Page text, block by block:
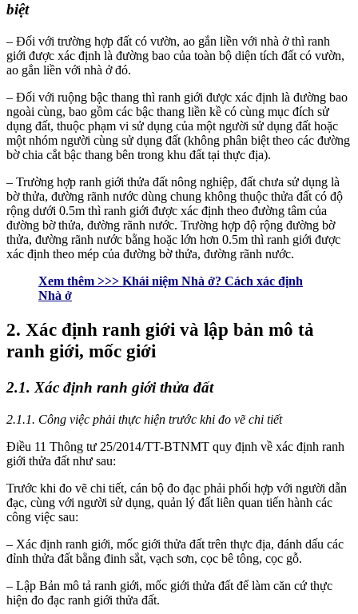
biệt
– Đối với trường hợp đất có vườn, ao gắn liền với nhà ở thì ranh
giới được xác định là đường bao của toàn bộ diện tích đất có vườn,
ao gắn liền với nhà ở đó.
– Đối với ruộng bậc thang thì ranh giới được xác định là đường bao
ngoài cùng, bao gồm các bậc thang liền kề có cùng mục đích sử
dụng đất, thuộc phạm vi sử dụng của một người sử dụng đất hoặc
một nhóm người cùng sử dụng đất (không phân biệt theo các đường
bờ chia cắt bậc thang bên trong khu đất tại thực địa).
– Trường hợp ranh giới thửa đất nông nghiệp, đất chưa sử dụng là
bờ thửa, đường rãnh nước dùng chung không thuộc thửa đất có độ
rộng dưới 0.5m thì ranh giới được xác định theo đường tâm của
đường bờ thửa, đường rãnh nước. Trường hợp độ rộng đường bờ
thửa, đường rãnh nước bằng hoặc lớn hơn 0.5m thì ranh giới được
xác định theo mép của đường bờ thửa, đường rãnh nước.
Xem thêm >>> Khái niệm Nhà ở? Cách xác định
Nhà ở
2. Xác định ranh giới và lập bản mô tả
ranh giới, mốc giới
2.1. Xác định ranh giới thửa đất
2.1.1. Công việc phải thực hiện trước khi đo vẽ chi tiết
Điều 11 Thông tư 25/2014/TT-BTNMT quy định về xác định ranh
giới thửa đất như sau:
Trước khi đo vẽ chi tiết, cán bộ đo đạc phải phối hợp với người dẫn
đạc, cùng với người sử dụng, quản lý đất liên quan tiến hành các
công việc sau:
– Xác định ranh giới, mốc giới thửa đất trên thực địa, đánh dấu các
đỉnh thửa đất bằng đinh sắt, vạch sơn, cọc bê tông, cọc gỗ.
– Lập Bản mô tả ranh giới, mốc giới thửa đất để làm căn cứ thực
hiện đo đạc ranh giới thửa đất.